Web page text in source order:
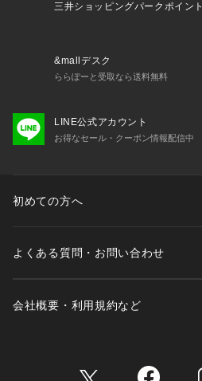
三井ショッピングパークポイント
&mallデスク
ららぽーと受取なら送料無料
LINE公式アカウント
お得なセール・クーポン情報配信中
初めての方へ
よくある質問・お問い合わせ
会社概要・利用規約など